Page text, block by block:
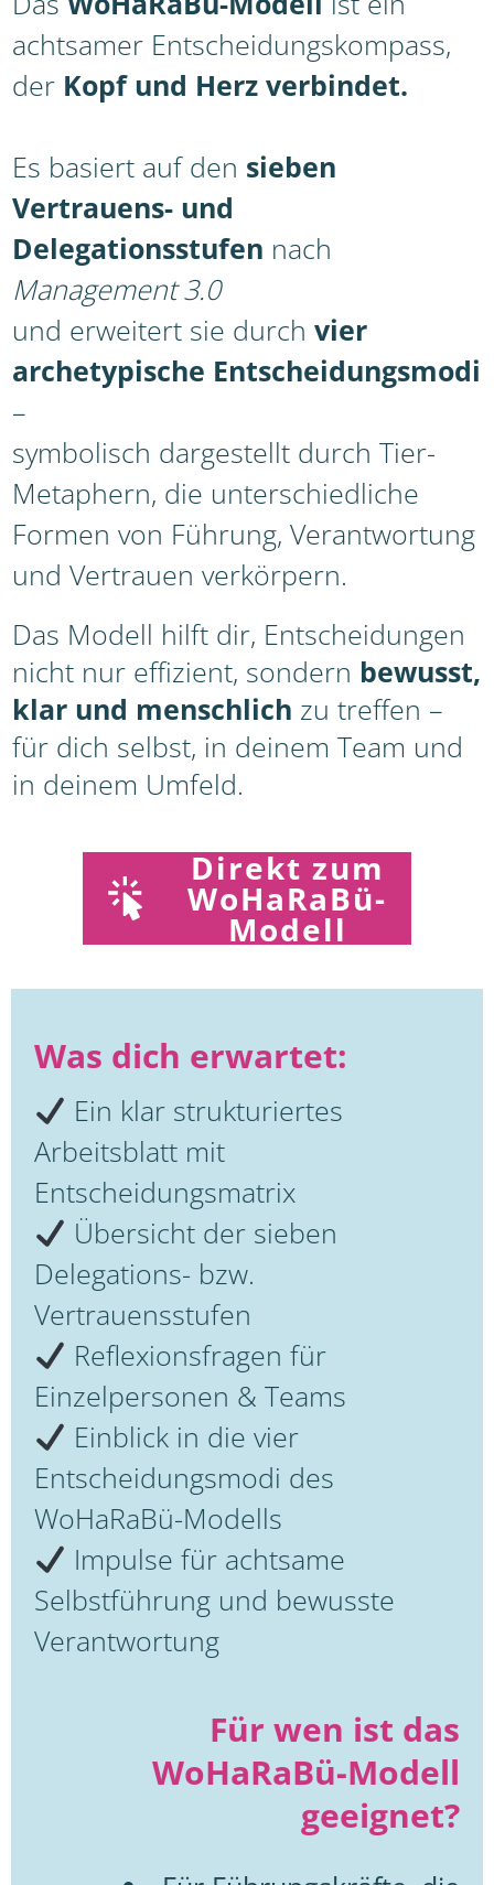
achtsamer Entscheidungskompass,
der Kopf und Herz verbindet.
Es basiert auf den sieben
Vertrauens- und
Delegationsstufen nach
Management 3.0
und erweitert sie durch vier
archetypische Entscheidungsmodi
–
symbolisch dargestellt durch Tier-
Metaphern, die unterschiedliche
Formen von Führung, Verantwortung
und Vertrauen verkörpern.
Das Modell hilft dir, Entscheidungen
nicht nur effizient, sondern bewusst,
klar und menschlich zu treffen –
für dich selbst, in deinem Team und
in deinem Umfeld.
Direkt zum
WoHaRaBü-
Modell
Was dich erwartet:
Ein klar strukturiertes
Arbeitsblatt mit
Entscheidungsmatrix
Übersicht der sieben
Delegations- bzw.
Vertrauensstufen
Reflexionsfragen für
Einzelpersonen & Teams
Einblick in die vier
Entscheidungsmodi des
WoHaRaBü-Modells
Impulse für achtsame
Selbstführung und bewusste
Verantwortung
Für wen ist das
WoHaRaBü-Modell
geeignet?